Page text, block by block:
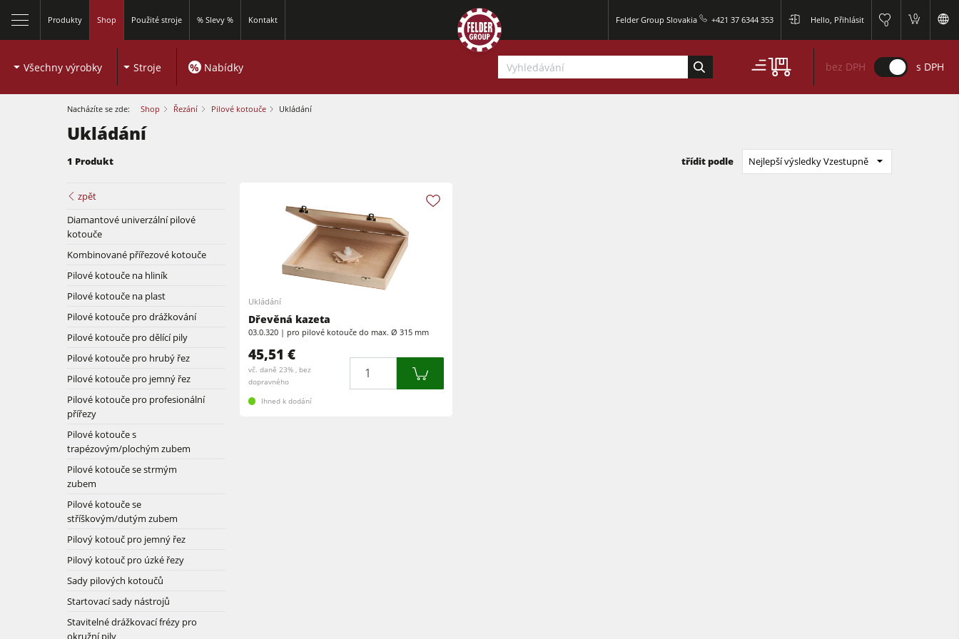
Produkty Shop Použité stroje % Slevy % Kontakt Felder Group Slovakia +421 37 6344 353 Hello, Přihlásit 0
0
Formátovací pily Srovnávací a tloušťkovací frézky
Spodní frézky Okružní pily s frézkou
Kombinované dřevoobráběcí stroje CNC obráběcí centra
Olepovačky hran
Pásové a hranové brusky
Pásové pily Kolíkovačky a dlabačky
Dýhovací lisy & Vakuové lisy
Dílenské vybavení
Automatizace a manipulace s materiálem
Formátovací pily Tloušťkovací a srovnávcí frézky
Spodní frézky
Kombinované stroje Olepovačky hran
Pásové brusky Pásové pily
Vrtačky
Podavače
Všechny výrobky Stroje % Nabídky bez DPH s DPH
Nacházíte se zde: Shop Řezání Pilové kotouče Ukládání
Ukládání
1 Produkt třídit podle Nejlepší výsledky Vzestupně
zpět
Diamantové univerzální pilové
kotouče
Kombinované přířezové kotouče
Pilové kotouče na hliník
Pilové kotouče na plast
Pilové kotouče pro drážkování
Pilové kotouče pro dělící pily
Pilové kotouče pro hrubý řez
Pilové kotouče pro jemný řez
Pilové kotouče pro profesionální
přířezy
Pilové kotouče s
trapézovým/plochým zubem
Pilové kotouče se strmým
zubem
Pilové kotouče se
stříškovým/dutým zubem
Pilový kotouč pro jemný řez
Pilový kotouč pro úzké řezy
Sady pilových kotoučů
Startovací sady nástrojů
Stavitelné drážkovací frézy pro
okružní pily
Ukládání
Dřevěná kazeta
03.0.320 | pro pilové kotouče do max. Ø 315 mm
45,51 €
vč. daně 23% , bez
dopravného
Ihned k dodání